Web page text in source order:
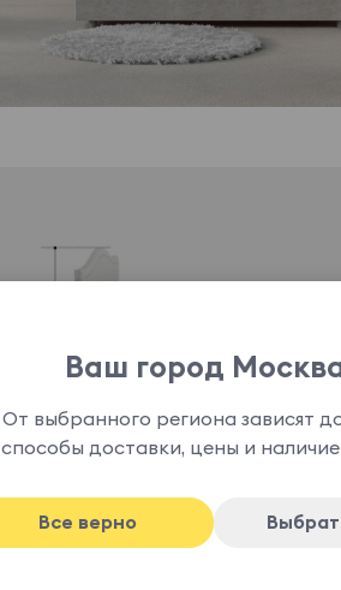
Ваш город
От выбранного региона зависят
способы доставки, цены и
Все верно